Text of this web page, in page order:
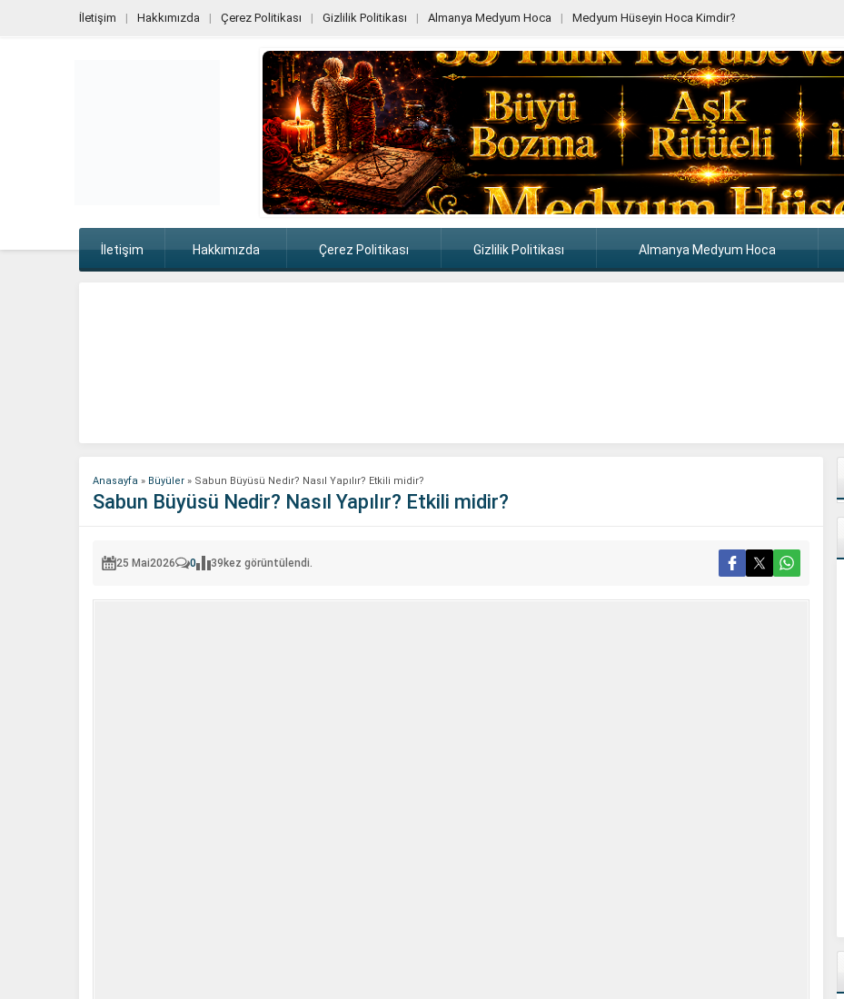
İletişim Hakkımızda Çerez Politikası Gizlilik Politikası Almanya Medyum Hoca Medyum Hüseyin Hoca Kimdir?
İletişim Hakkımızda Çerez Politikası Gizlilik Politikası Almanya Medyum Hoca
Anasayfa » Büyüler » Sabun Büyüsü Nedir? Nasıl Yapılır? Etkili midir?
Sabun Büyüsü Nedir? Nasıl Yapılır? Etkili midir?
25 Mai2026 0 39 kez görüntülendi.